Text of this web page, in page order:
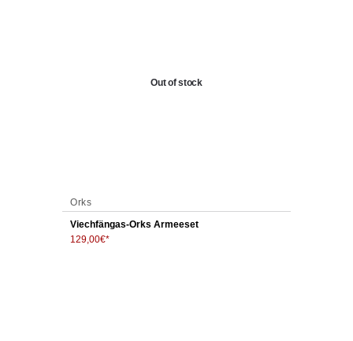
Out of stock
Orks
Viechfängas-Orks Armeeset
129,00€